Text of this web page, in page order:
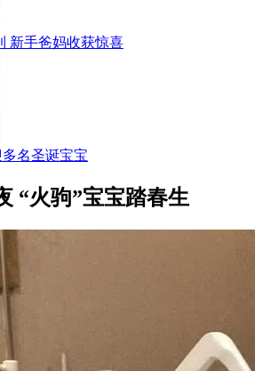
新手爸妈收获惊喜
名圣诞宝宝
“火驹”宝宝踏春生